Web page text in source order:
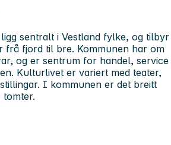
sentralt i Vestland fylke, og tilbyr
frå fjord til bre. Kommunen har om
og er sentrum for handel, service
Kulturlivet er variert med teater,
I kommunen er det breitt
tomter.